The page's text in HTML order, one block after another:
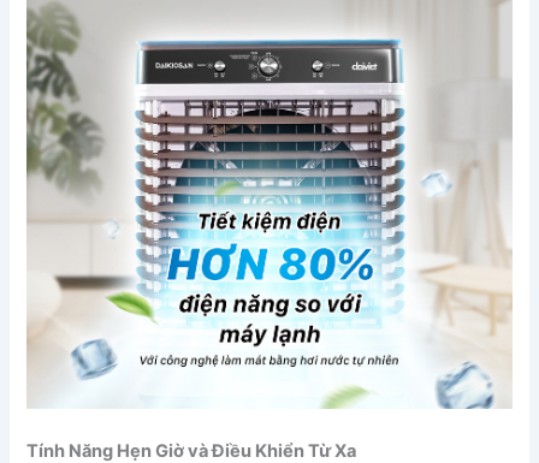
Tính Năng Hẹn Giờ và Điều Khiển Từ Xa